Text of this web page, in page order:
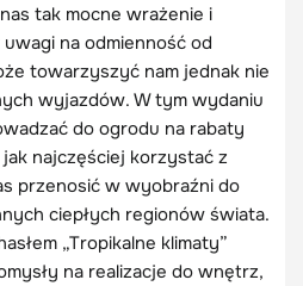
tak mocne wrażenie i
na odmienność od
towarzyszyć nam jednak nie
wyjazdów. W tym wydaniu
do ogrodu na rabaty
najczęściej korzystać z
przenosić w wyobraźni do
ciepłych regionów świata.
„Tropikalne klimaty”
na realizacje do wnętrz,